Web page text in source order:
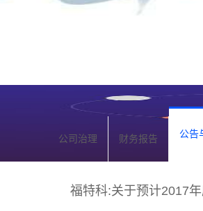
公司治理 财务报告 公告
福特科:关于预计2017